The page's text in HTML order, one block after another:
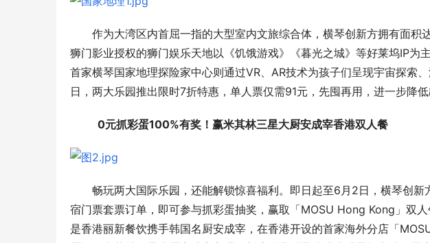
作为大湾区内首屈一指的大型室内文旅综合体，横琴创新方拥有面积
狮门影业授权的狮门娱乐天地以《饥饿游戏》《暮光之城》等好莱坞IP为
首家横琴国家地理探险家中心则通过VR、AR技术为孩子们呈现宇宙探索
日，两大乐园推出限时7折特惠，单人票仅需91元，先囤再用，进一步降低
0元抓彩蛋100%有奖！ 赢米其林三星大厨安成宰香港双人餐
畅玩两大国际乐园，还能解锁惊喜福利。即日起至6月2日，横琴创
宿门票套票订单，即可参与抓彩蛋抽奖，赢取「MOSU Hong Kong」双
是香港丽新餐饮携手韩国名厨安成宰，在香港开设的首家海外分店「